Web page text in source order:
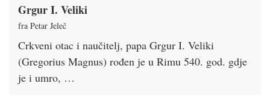
Grgur I. Veliki
fra Petar Jeleč
Crkveni otac i naučitelj, papa Grgur I. Veliki
(Gregorius Magnus) rođen je u Rimu 540. god. gdje
je i umro, …